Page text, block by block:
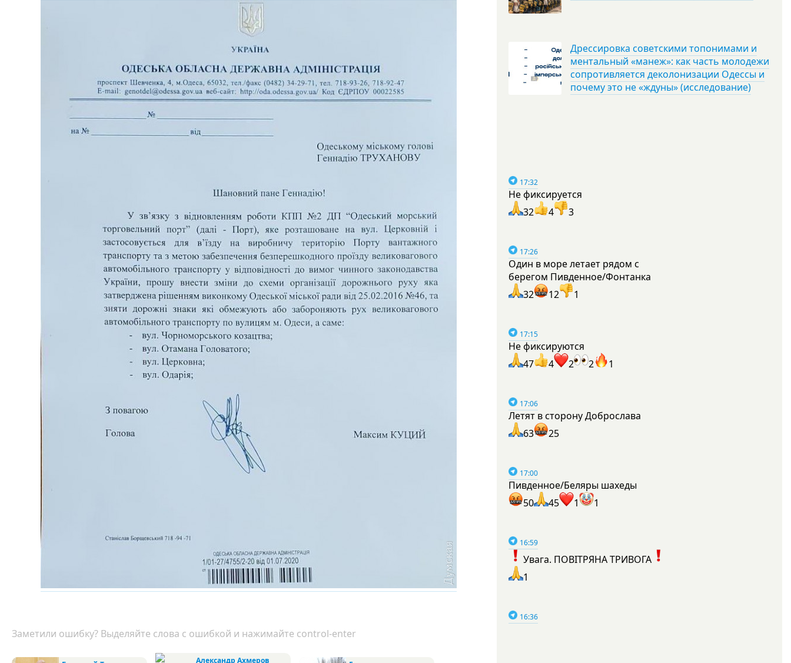
Заметили ошибку? Выделяйте слова с ошибкой и нажимайте control-enter
Александр Ахмеров
Дрессировка советскими топонимами и
ментальный «манеж»: как часть молодежи
сопротивляется деколонизации Одессы и
почему это не «ждуны» (исследование)
17:32
Не фиксируется
32
4 3
17:26
Один в море летает рядом с
берегом Пивденное/Фонтанка
32
12 1
17:15
Не фиксируются
47
4 2 2 1
17:06
Летят в сторону Доброслава
63
25
17:00
Пивденное/Беляры шахеды
50
45 1 1
16:59
Увага. ПОВІТРЯНА ТРИВОГА
1
16:36